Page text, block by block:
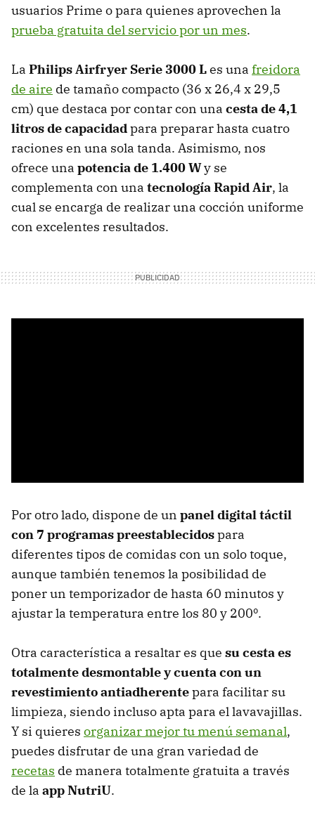
usuarios Prime o para quienes aprovechen la
prueba gratuita del servicio por un mes.
La Philips Airfryer Serie 3000 Les una freidora
de aire de tamaño compacto (36 x 26,4 x 29,5
cm) que destaca por contar con una cesta de 4,1
litros de capacidadpara preparar hasta cuatro
raciones en una sola tanda. Asimismo, nos
ofrece una potencia de 1.400 Wy se
complementa con una tecnología Rapid Air, la
cual se encarga de realizar una cocción uniforme
con excelentes resultados.
Por otro lado, dispone de un panel digital táctil
con 7 programaspreestablecidospara
diferentes tipos de comidas con un solo toque,
aunque también tenemos la posibilidad de
poner un temporizador de hasta 60 minutos y
ajustar la temperatura entre los 80 y 200º.
Otra característica a resaltar es que su cesta es
totalmente desmontable y cuenta con un
revestimiento antiadherentepara facilitar su
limpieza, siendo incluso apta para el lavavajillas.
Y si quieres organizar mejor tu menú semanal,
puedes disfrutar de una gran variedad de
recetas de manera totalmente gratuita a través
de la app NutriU.